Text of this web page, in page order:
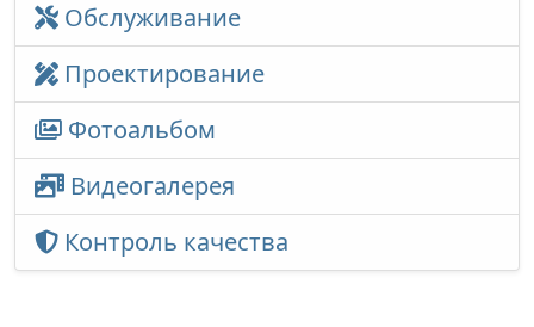
Обслуживание
Проектирование
Фотоальбом
Видеогалерея
Контроль качества